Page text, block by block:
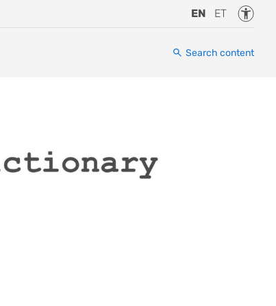
EN ET
Search content